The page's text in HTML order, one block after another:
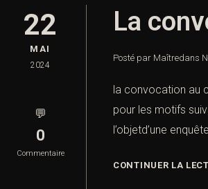
22
MAI
2024
💬
0
Commentaire
La
Posté par Maîtredans
la convocation au
pour les motifs
l’objetd’une
CONTINUER LA